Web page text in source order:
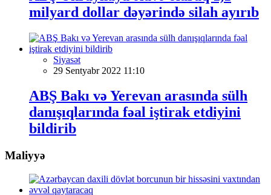
milyard dollar dəyərində silah ayırıb
Siyasət
29 Sentyabr 2022 11:10
ABŞ Bakı və Yerevan arasında sülh
danışıqlarında fəal iştirak etdiyini
bildirib
Maliyyə